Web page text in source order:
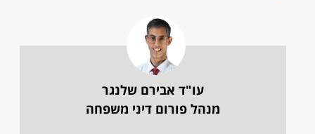
עו"ד אבירם שלנגר
מנהל פורום דיני משפחה